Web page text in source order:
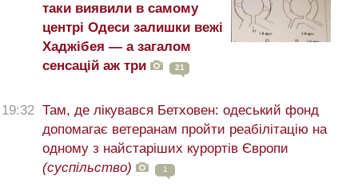
таки виявили в самому
центрі Одеси залишки вежі
Хаджібея — а загалом
сенсацій аж три
21
19:32 Там, де лікувався Бетховен: одеський фонд
допомагає ветеранам пройти реабілітацію на
одному з найстаріших курортів Європи
(суспільство)
1